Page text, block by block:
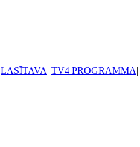
LASĪTAVA| TV4 PROGRAMMA|